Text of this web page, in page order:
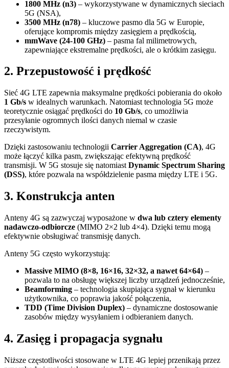
1800 MHz (n3) – wykorzystywane w dynamicznych sieciach
5G (NSA),
3500 MHz (n78) – kluczowe pasmo dla 5G w Europie,
oferujące kompromis między zasięgiem a prędkością,
mmWave (24-100 GHz) – pasma fal milimetrowych,
zapewniające ekstremalne prędkości, ale o krótkim zasięgu.
2. Przepustowość i prędkość
Sieć 4G LTE zapewnia maksymalne prędkości pobierania do około
1 Gb/s w idealnych warunkach. Natomiast technologia 5G może
teoretycznie osiągać prędkości do 10 Gb/s, co umożliwia
przesyłanie ogromnych ilości danych niemal w czasie
rzeczywistym.
Dzięki zastosowaniu technologii Carrier Aggregation (CA), 4G
może łączyć kilka pasm, zwiększając efektywną prędkość
transmisji. W 5G stosuje się natomiast Dynamic Spectrum Sharing
(DSS), które pozwala na współdzielenie pasma między LTE i 5G.
3. Konstrukcja anten
Anteny 4G są zazwyczaj wyposażone w dwa lub cztery elementy
nadawczo-odbiorcze (MIMO 2×2 lub 4×4). Dzięki temu mogą
efektywnie obsługiwać transmisję danych.
Anteny 5G często wykorzystują:
Massive MIMO (8×8, 16×16, 32×32, a nawet 64×64) –
pozwala to na obsługę większej liczby urządzeń jednocześnie,
Beamforming – technologia skupiająca sygnał w kierunku
użytkownika, co poprawia jakość połączenia,
TDD (Time Division Duplex) – dynamiczne dostosowanie
zasobów między wysyłaniem i odbieraniem danych.
4. Zasięg i propagacja sygnału
Niższe częstotliwości stosowane w LTE 4G lepiej przenikają przez